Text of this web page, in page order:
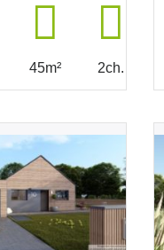
45m² 2ch.